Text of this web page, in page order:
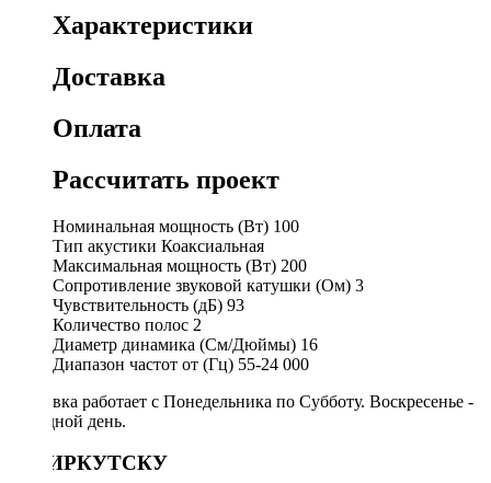
Характеристики
Доставка
Оплата
Рассчитать проект
Номинальная мощность (Вт) 100
Тип акустики Коаксиальная
Максимальная мощность (Вт) 200
Сопротивление звуковой катушки (Ом) 3
Чувствительность (дБ) 93
Количество полос 2
Диаметр динамика (См/Дюймы) 16
Диапазон частот от (Гц) 55-24 000
Доставка работает с Понедельника по Субботу. Воскресенье -
выходной день.
ПО ИРКУТСКУ